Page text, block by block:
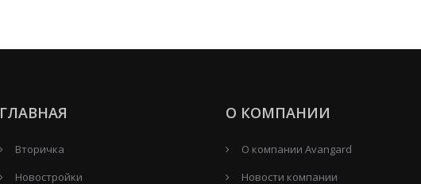
ГЛАВНАЯ
Вторичка
Новостройки
О КОМПАНИИ
О компании Avangard
Новости компании